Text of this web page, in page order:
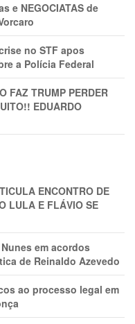
e NEGOCIATAS de
no STF apos
a Polícia Federal
FAZ TRUMP PERDER
EDUARDO
ENCONTRO DE
LULA E FLÁVIO SE
em acordos
de Reinaldo Azevedo
ao processo legal em